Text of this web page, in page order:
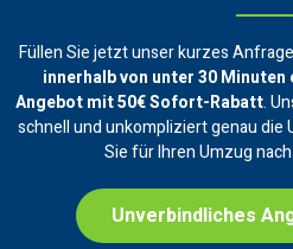
Füllen Sie jetzt unser kurzes
innerhalb von unter 30 Minuten
Angebot mit 50€ Sofort-Rabatt.
schnell und unkompliziert genau
Sie für Ihren Umzug
Unverbindliches